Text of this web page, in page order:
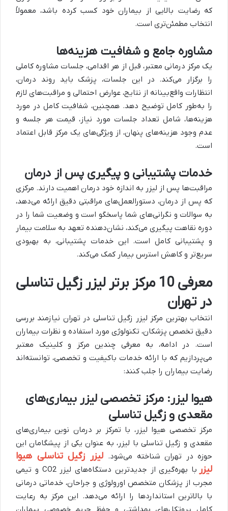
که رضایت بالایی از بیماران خود کسب کرده باشد، معمولاً
انتخاب مطمئن‌تری است.
مشاوره جامع و شفافیت هزینه‌ها
یک مرکز درمانی معتبر، قبل از هر اقدامی، جلسات مشاوره کاملی
را برگزار می‌کند. در این جلسات، پزشک باید روند درمان،
انتظارات واقع‌بینانه از نتایج، عوارض احتمالی و مراقبت‌های لازم
را به‌طور کامل توضیح دهد. همچنین، شفافیت کامل در مورد
هزینه‌ها، شامل تعداد جلسات مورد نیاز، قیمت هر جلسه و
عدم وجود هزینه‌های پنهان، از ویژگی‌های یک مرکز قابل اعتماد
است.
خدمات پشتیبانی و پیگیری پس از درمان
مراقبت‌ها پس از لیزر به اندازه خود درمان اهمیت دارند. مرکزی
که پس از درمان، دستورالعمل‌های مراقبتی دقیق ارائه می‌دهد،
به سوالات و نگرانی‌های شما پاسخگو است و وضعیت شما را در
دوره نقاهت پیگیری می‌کند، نشان‌دهنده تعهد به سلامت بیمار
و پشتیبانی کامل است. این خدمات پشتیبانی، به بهبودی
سریع‌تر و کاهش استرس بیمار کمک می‌کند.
معرفی 10 مرکز برتر لیزر زگیل تناسلی
در تهران
انتخاب بهترین مرکز لیزر زگیل تناسلی در تهران نیازمند بررسی
دقیق تخصص پزشکان، تکنولوژی مورد استفاده و نظرات بیماران
است. در ادامه، به معرفی چندین مرکز و کلینیک معتبر
می‌پردازیم که با ارائه خدمات باکیفیت و تخصصی، توانسته‌اند
رضایت بیماران را جلب کنند:
هیوا لیزر: مرکز تخصصی لیزر بیماری‌های
مقعدی و زگیل تناسلی
مرکز تخصصی هیوا لیزر، با تمرکز بر درمان نوین بیماری‌های
مقعدی و زگیل تناسلی با لیزر، به عنوان یکی از پیشگامان این
حوزه در تهران شناخته می‌شود. لیزر زگیل تناسلی هیوا
لیزر
با بهره‌گیری از جدیدترین دستگاه‌های لیزر CO2 و تیمی
مجرب از پزشکان متخصص اورولوژی و جراحان، خدماتی درمانی
با بالاترین استانداردها را ارائه می‌دهد. این مرکز به رعایت